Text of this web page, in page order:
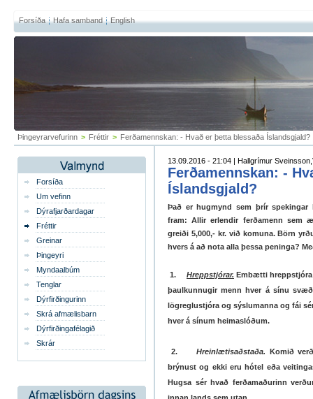
Forsíða Hafa samband English
Þingeyrarvefurinn > Fréttir > Ferðamennskan: - Hvað er þetta blessaða Íslandsgjald?
Forsíða
Um vefinn
Dýrafjarðardagar
Fréttir
Greinar
Þingeyri
Myndaalbúm
Tenglar
Dýrfirðingurinn
Skrá afmælisbarn
Dýrfirðingafélagið
Skrár
13.09.2016 - 21:04 | Hallgrímur
Ferðamennskan: -
Íslandsgjald?
Það er hugmynd sem þrír
fram: Allir erlendir ferðamenn sem
greiði 5,000,- kr. við komuna. Börn
hvers á að nota alla þessa peninga?
1. Hreppstjórar. Embætti hreppstjóra
þaulkunnugir menn hver á sínu
lögreglustjóra og sýslumanna og fái
hver á sínum heimaslóðum.
2.Hreinlætisaðstaða. Komið
brýnust og ekki eru hótel eða
Hugsa sér hvað ferðamaðurinn